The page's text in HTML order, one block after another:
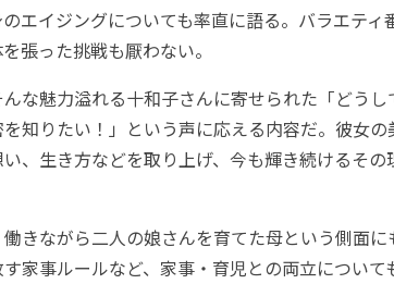
エイジングについても率直に語る。バラエティ
張った挑戦も厭わない。
んな魅力溢れる十和子さんに寄せられた「どう
知りたい！」という声に応える内容だ。彼女の
、生き方などを取り上げ、今も輝き続けるその
きながら二人の娘さんを育てた母という側面
家事ルールなど、家事・育児との両立について